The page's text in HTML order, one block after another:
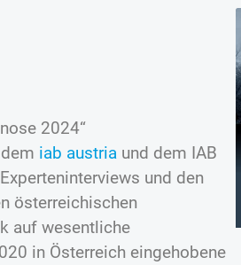
2024“
iab austria und dem IAB
und den
österreichischen
auf wesentliche
in Österreich eingehobene